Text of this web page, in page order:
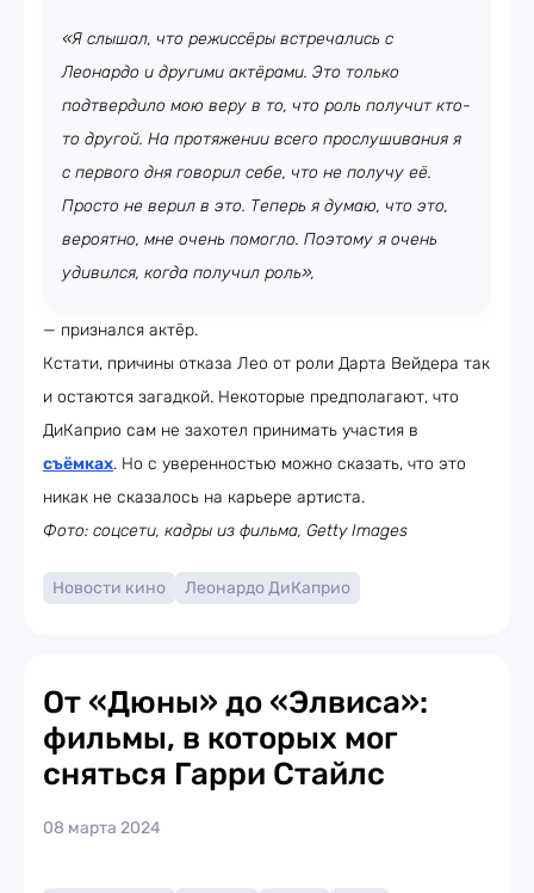
«Я слышал, что режиссёры встречались с
Леонардо и другими актёрами. Это только
подтвердило мою веру в то, что роль получит кто-
то другой. На протяжении всего прослушивания я
с первого дня говорил себе, что не получу её.
Просто не верил в это. Теперь я думаю, что это,
вероятно, мне очень помогло. Поэтому я очень
удивился, когда получил роль»,
— признался актёр.
Кстати, причины отказа Лео от роли Дарта Вейдера так
и остаются загадкой. Некоторые предполагают, что
ДиКаприо сам не захотел принимать участия в
съёмках. Но с уверенностью можно сказать, что это
никак не сказалось на карьере артиста.
Фото: соцсети, кадры из фильма, Getty Images
Новости кино Леонардо ДиКаприо
От «Дюны» до «Элвиса»:
фильмы, в которых мог
сняться Гарри Стайлс
08 марта 2024